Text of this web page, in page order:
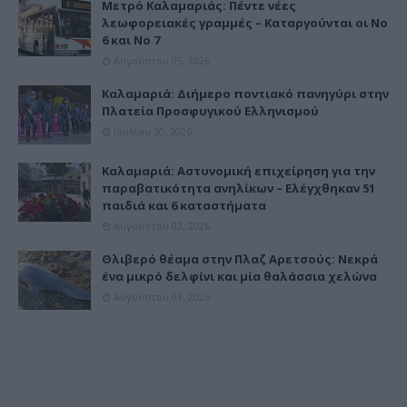
Μετρό Καλαμαριάς: Πέντε νέες
λεωφορειακές γραμμές – Καταργούνται οι Νο
6 και Νο 7
Καλαμαριά: Διήμερο ποντιακό πανηγύρι στην
Πλατεία Προσφυγικού Ελληνισμού
Καλαμαριά: Αστυνομική επιχείρηση για την
παραβατικότητα ανηλίκων – Ελέγχθηκαν 51
παιδιά και 6 καταστήματα
Θλιβερό θέαμα στην Πλαζ Αρετσούς: Νεκρά
ένα μικρό δελφίνι και μία θαλάσσια χελώνα